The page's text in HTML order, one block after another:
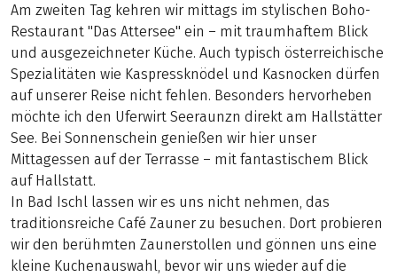
Am zweiten Tag kehren wir mittags im stylischen Boho-
Restaurant "Das Attersee" ein – mit traumhaftem Blick
und ausgezeichneter Küche. Auch typisch österreichische
Spezialitäten wie Kaspressknödel und Kasnocken dürfen
auf unserer Reise nicht fehlen. Besonders hervorheben
möchte ich den Uferwirt Seeraunzn direkt am Hallstätter
See. Bei Sonnenschein genießen wir hier unser
Mittagessen auf der Terrasse – mit fantastischem Blick
auf Hallstatt.
In Bad Ischl lassen wir es uns nicht nehmen, das
traditionsreiche Café Zauner zu besuchen. Dort probieren
wir den berühmten Zaunerstollen und gönnen uns eine
kleine Kuchenauswahl, bevor wir uns wieder auf die